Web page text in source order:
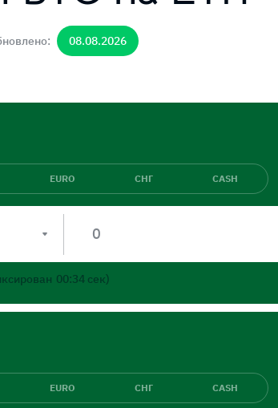
08.08.2026
EURO СНГ CASH
00:33 сек)
EURO СНГ CASH